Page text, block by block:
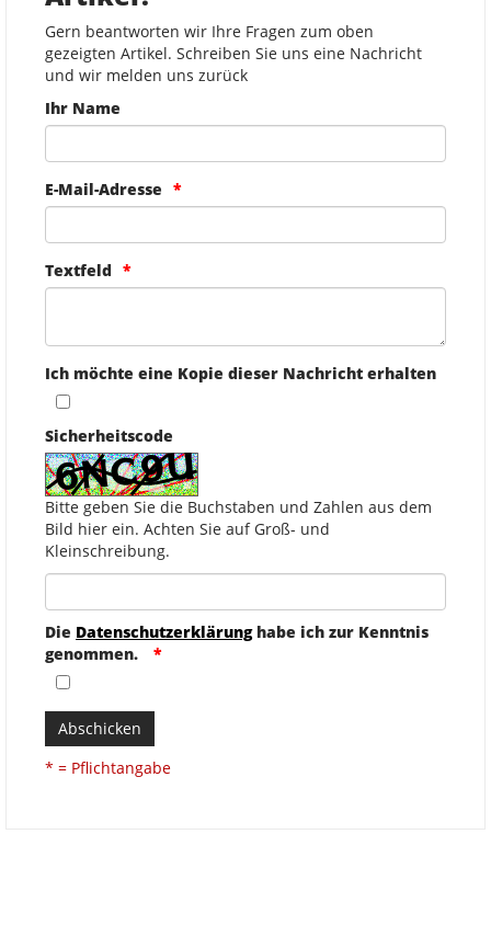
Gern beantworten wir Ihre Fragen zum oben
gezeigten Artikel. Schreiben Sie uns eine Nachricht
und wir melden uns zurück
Ihr Name
E-Mail-Adresse
Textfeld
Ich möchte eine Kopie dieser Nachricht erhalten
Sicherheitscode
Bitte geben Sie die Buchstaben und Zahlen aus dem
Bild hier ein. Achten Sie auf Groß- und
Kleinschreibung.
Die Datenschutzerklärunghabe ich zur Kenntnis
genommen.
Abschicken
* = Pflichtangabe